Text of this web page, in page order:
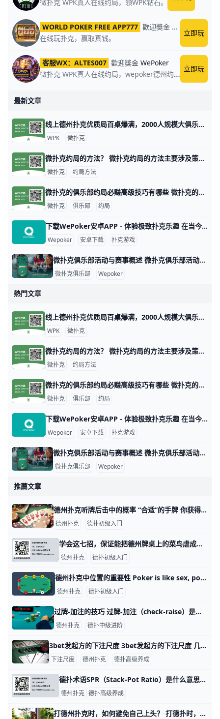
微扑克 WPK真人在线约局，领WPK钻石。
WORLD POKER FREE APP777 歡迎獎金 World Poker
在线玩扑克，赢取真钱。
立即玩
客服WX：ALTES007 歡迎獎金 WePoker
微扑克 WPK真人在线约局，wepoker德州约局，加微信客服上下分，领WPK钻石。 立即玩
最新文章
线上德州扑克优质局百桌爆满，2000人规模大俱乐部！ 1. 什么是《微扑克》wepoker俱乐部？ 《微扑克》wepoker俱乐部是一个规模达2000人的线上德州扑克俱乐部，提供优质的游戏体验。 2. WP
WPK 微扑克
微扑克约局的方法？ 微扑克约局的方法主要涉及策略、数据分析和心理战等多个方面。以下是一些关键的技巧和策略，帮助玩家在微扑克中取得更好的成绩。 微扑克的基本原理 微扑
微扑克 约局方法
微扑克的俱乐部约局必赚高级技巧有哪些 微扑克的俱乐部约局必赚高级技巧有哪些，玩微扑克俱乐部人一定要知道的高级技巧主要集中在策略、心理战和对手分析等方面。以下是一些有效的高级技巧，
微扑克 俱乐部 约局
下载WePoker安卓APP - 体验极致扑克乐趣 在当今的手机游戏市场中，WePoker以其丰富的扑克游戏玩法和优质的用户体验而备受欢迎。本文将为您详细介绍如何安全、便捷地下载WePoker
Wepoker 安卓下载 扑克游戏
微扑克俱乐部活动与赛事概述 微扑克俱乐部活动与赛事概述 微扑克俱乐部（Wepoker）是一个专注于扑克游戏的在线平台，致力于为会员提供丰富多样的活动和赛事。这些活动不仅包
微扑克俱乐部 Wepoker
熱門文章
线上德州扑克优质局百桌爆满，2000人规模大俱乐部！ 1. 什么是《微扑克》wepoker俱乐部？ 《微扑克》wepoker俱乐部是一个规模达2000人的线上德州扑克俱乐部，提供优质的游戏体验。 2. WP
WPK 微扑克
微扑克约局的方法？ 微扑克约局的方法主要涉及策略、数据分析和心理战等多个方面。以下是一些关键的技巧和策略，帮助玩家在微扑克中取得更好的成绩。 微扑克的基本原理 微扑
微扑克 约局方法
微扑克的俱乐部约局必赚高级技巧有哪些 微扑克的俱乐部约局必赚高级技巧有哪些，玩微扑克俱乐部人一定要知道的高级技巧主要集中在策略、心理战和对手分析等方面。以下是一些有效的高级技巧，
微扑克 俱乐部 约局
下载WePoker安卓APP - 体验极致扑克乐趣 在当今的手机游戏市场中，WePoker以其丰富的扑克游戏玩法和优质的用户体验而备受欢迎。本文将为您详细介绍如何安全、便捷地下载WePoker
Wepoker 安卓下载 扑克游戏
微扑克俱乐部活动与赛事概述 微扑克俱乐部活动与赛事概述 微扑克俱乐部（Wepoker）是一个专注于扑克游戏的在线平台，致力于为会员提供丰富多样的活动和赛事。这些活动不仅包
微扑克俱乐部 Wepoker
推薦文章
德州扑克听牌后击中的概率 “合适”的手牌 你获得顶级起手牌的概率仅仅有2.1%（J-J, Q-Q, K-K, A-A, A-Ks），因此你不能把所有的希望都寄托在这几手牌上面，单纯依靠这些牌会被
德州扑克 德扑初级入门
学会这七招，保证能把德州牌桌上的菜鸟虐成渣下篇 学会这七招，保证能把德州牌桌上的菜鸟虐成渣下篇 学会这七招，保证能把德州牌桌上的菜鸟虐成渣上篇：https://www.moshike.com
德州扑克 德扑初级入门
德州扑克中位置的重要性 Poker is like sex, position is everthing！ 德州扑克中有一句话大家都非常清楚：位置就是一切。 先举个简单的例子： 考试成绩公布了。 UTG：“你考几分？” BT
德州扑克 德扑初级入门
过牌-加注的技巧 过牌-加注（check-raise）是一种强大的武器，下文将从三个方面来讲述过牌-加注的技巧。 1避免用纯诈唬牌过牌-加注首先，也许也是最重要
德州扑克 德扑中级进阶
3bet发起方的下注尺度 3bet发起方的下注尺度 几乎所有牌手都会在他们扑克职业生涯的某个时间段认为他们扑克策略的最薄弱方面是3bet底池。这是因为各种各样的原因。首
下注尺度 德州扑克 德扑高级养成
德扑术语SPR（Stack-Pot Ratio）是什么意思？ 德扑术语SPR是什么意思？SPR全称Stack-Pot Ratio，SPR就是玩家剩余的有效筹码与桌面上筹码的比例。 举两个例子说明： 1，你手上
德州扑克 德扑高级养成
打德州扑克时，如何避免自己上头？ 打德扑时，再好的牌技也弥补不了上头，这就是为什么要想成为一名盈利牌手需要关注精神层面的重要原因。在任何一场你略具优势的博弈环节中，上头就是一